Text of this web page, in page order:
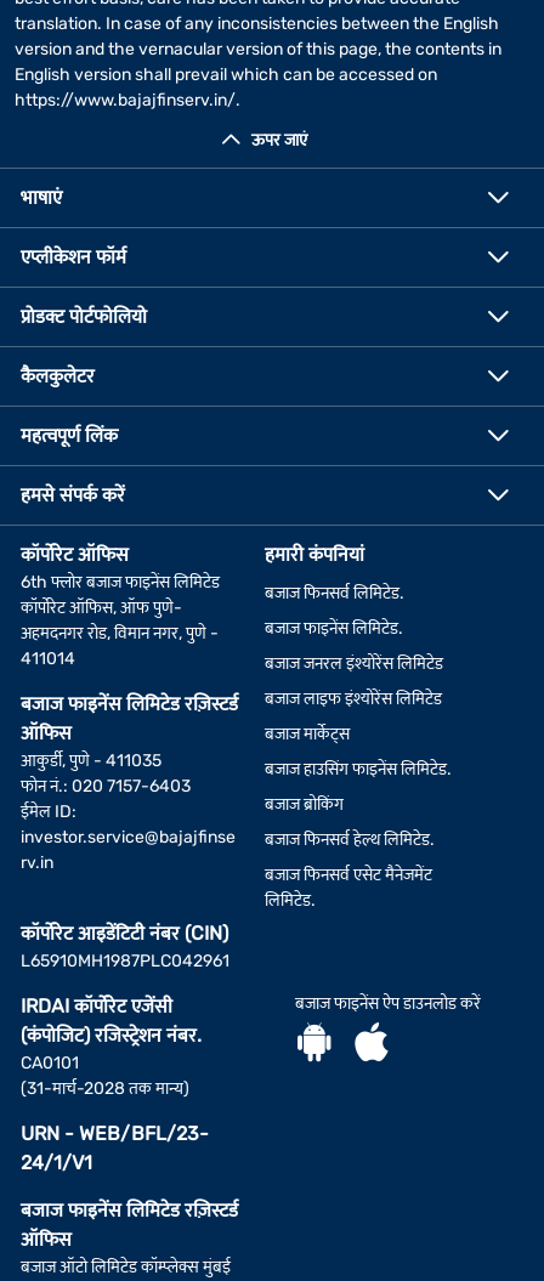
ऊपर जाएं
translation. In case of any inconsistencies between the English
version and the vernacular version of this page, the contents in
English version shall prevail which can be accessed on
https://www.bajajfinserv.in/.
भाषाएं
एप्लीकेशन फॉर्म
प्रोडक्ट पोर्टफोलियो
कैलकुलेटर
महत्वपूर्ण लिंक
हमसे संपर्क करें
कॉर्पोरेट ऑफिस
6th फ्लोर बजाज फाइनेंस लिमिटेड
कॉर्पोरेट ऑफिस, ऑफ पुणे-
अहमदनगर रोड, विमान नगर, पुणे -
411014
बजाज फाइनेंस लिमिटेड रज़िस्टर्ड
ऑफिस
आकुर्डी, पुणे - 411035
फोन नं.: 020 7157-6403
ईमेल ID:
investor.service@bajajfinse
rv.in
कॉर्पोरेट आइडेंटिटी नंबर (CIN)
L65910MH1987PLC042961
IRDAI कॉर्पोरेट एजेंसी
(कंपोजिट) रजिस्ट्रेशन नंबर.
CA0101
(31-मार्च-2028 तक मान्य)
URN - WEB/BFL/23-
24/1/V1
बजाज फाइनेंस लिमिटेड रज़िस्टर्ड
ऑफिस
बजाज ऑटो लिमिटेड कॉम्प्लेक्स मुंबई
हमारी कंपनियां
बजाज फिनसर्व लिमिटेड.
बजाज फाइनेंस लिमिटेड.
बजाज जनरल इंश्योरेंस लिमिटेड
बजाज लाइफ इंश्योरेंस लिमिटेड
बजाज मार्केट्स
बजाज हाउसिंग फाइनेंस लिमिटेड.
बजाज ब्रोकिंग
बजाज फिनसर्व हेल्थ लिमिटेड.
बजाज फिनसर्व एसेट मैनेजमेंट
लिमिटेड.
बजाज फाइनेंस ऐप डाउनलोड करें